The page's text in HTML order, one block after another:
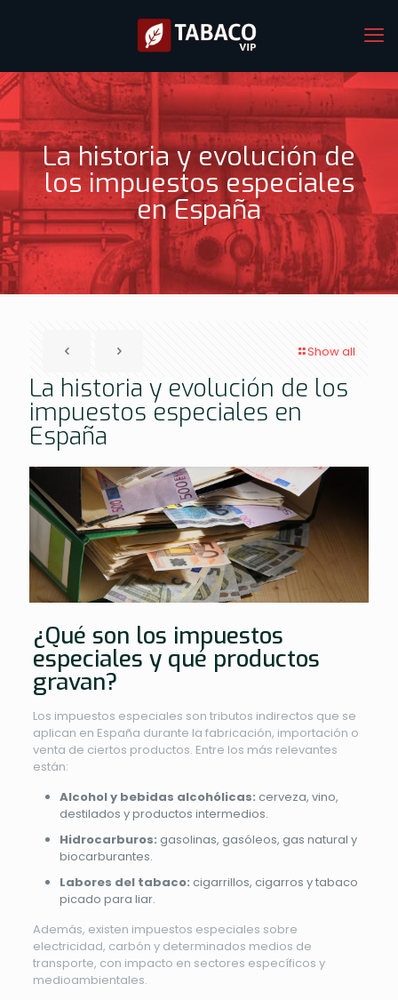
La historia y evolución de
los impuestos especiales
en España
Show all
La historia y evolución de los
impuestos especiales en
España
¿Qué son los impuestos
especiales y qué productos
gravan?
Los impuestos especiales son tributos indirectos que se
aplican en España durante la fabricación, importación o
venta de ciertos productos. Entre los más relevantes
están:
Alcohol y bebidas alcohólicas: cerveza, vino,
destilados y productos intermedios.
Hidrocarburos: gasolinas, gasóleos, gas natural y
biocarburantes.
Labores del tabaco: cigarrillos, cigarros y tabaco
picado para liar.
Además, existen impuestos especiales sobre
electricidad, carbón y determinados medios de
transporte, con impacto en sectores específicos y
medioambientales.